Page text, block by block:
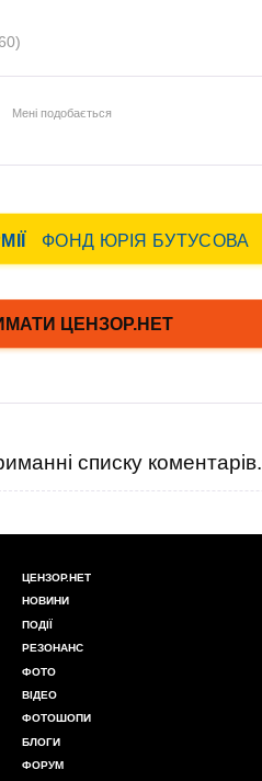
Мені подобається
списку коментарів.
ЦЕНЗОР.НЕТ
НОВИНИ
ПОДІЇ
РЕЗОНАНС
ФОТО
ВІДЕО
ФОТОШОПИ
БЛОГИ
ФОРУМ